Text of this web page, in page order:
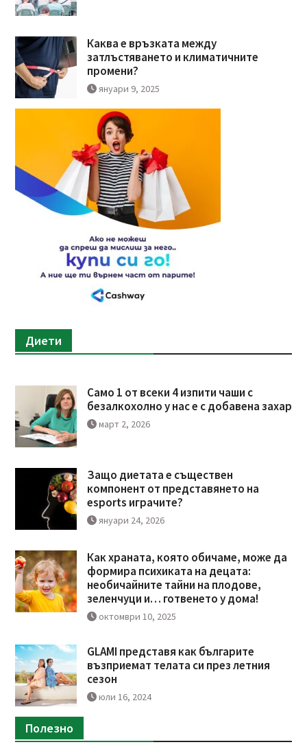
Каква е връзката между
затлъстяването и климатичните
промени?
януари 9, 2025
Диети
Само 1 от всеки 4 изпити чаши с
безалкохолно у нас е с добавена захар
март 2, 2026
Защо диетата е съществен
компонент от представянето на
esports играчите?
януари 24, 2026
Как храната, която обичаме, може да
формира психиката на децата:
необичайните тайни на плодове,
зеленчуци и… готвенето у дома!
октомври 10, 2025
GLAMI представя как българите
възприемат телата си през летния
сезон
юли 16, 2024
Полезно